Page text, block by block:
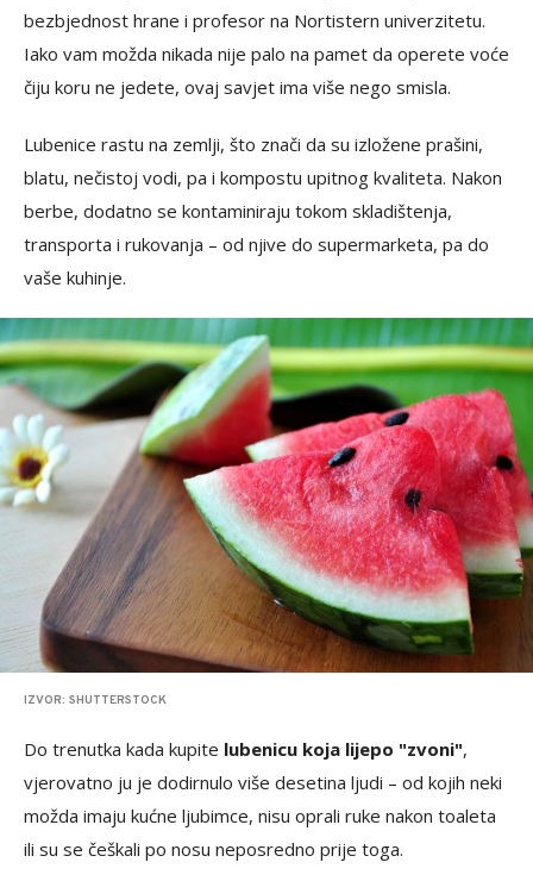
bezbjednost hrane i profesor na Nortistern univerzitetu.
Iako vam možda nikada nije palo na pamet da operete voće
čiju koru ne jedete, ovaj savjet ima više nego smisla.
Lubenice rastu na zemlji, što znači da su izložene prašini,
blatu, nečistoj vodi, pa i kompostu upitnog kvaliteta. Nakon
berbe, dodatno se kontaminiraju tokom skladištenja,
transporta i rukovanja – od njive do supermarketa, pa do
vaše kuhinje.
IZVOR: SHUTTERSTOCK
Do trenutka kada kupite lubenicu koja lijepo "zvoni",
vjerovatno ju je dodirnulo više desetina ljudi – od kojih neki
možda imaju kućne ljubimce, nisu oprali ruke nakon toaleta
ili su se češkali po nosu neposredno prije toga.